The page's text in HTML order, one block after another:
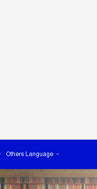
Others Language